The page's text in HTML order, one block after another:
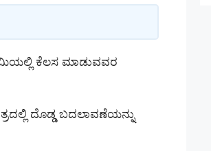
ಕೆಲಸ ಮಾಡುವವರ
ದೊಡ್ಡ ಬದಲಾವಣೆಯನ್ನು